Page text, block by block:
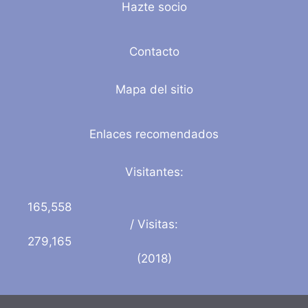
Hazte socio
Contacto
Mapa del sitio
Enlaces recomendados
Visitantes:
165,558
/ Visitas:
279,165
(2018)